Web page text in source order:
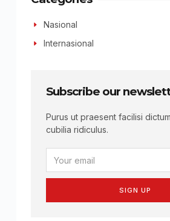
Nasional
Internasional
Subscribe our
Purus ut praesent facilisi
cubilia ridiculus.
SIGN UP